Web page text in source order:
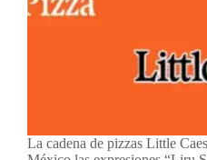
La cadena de pizzas Little